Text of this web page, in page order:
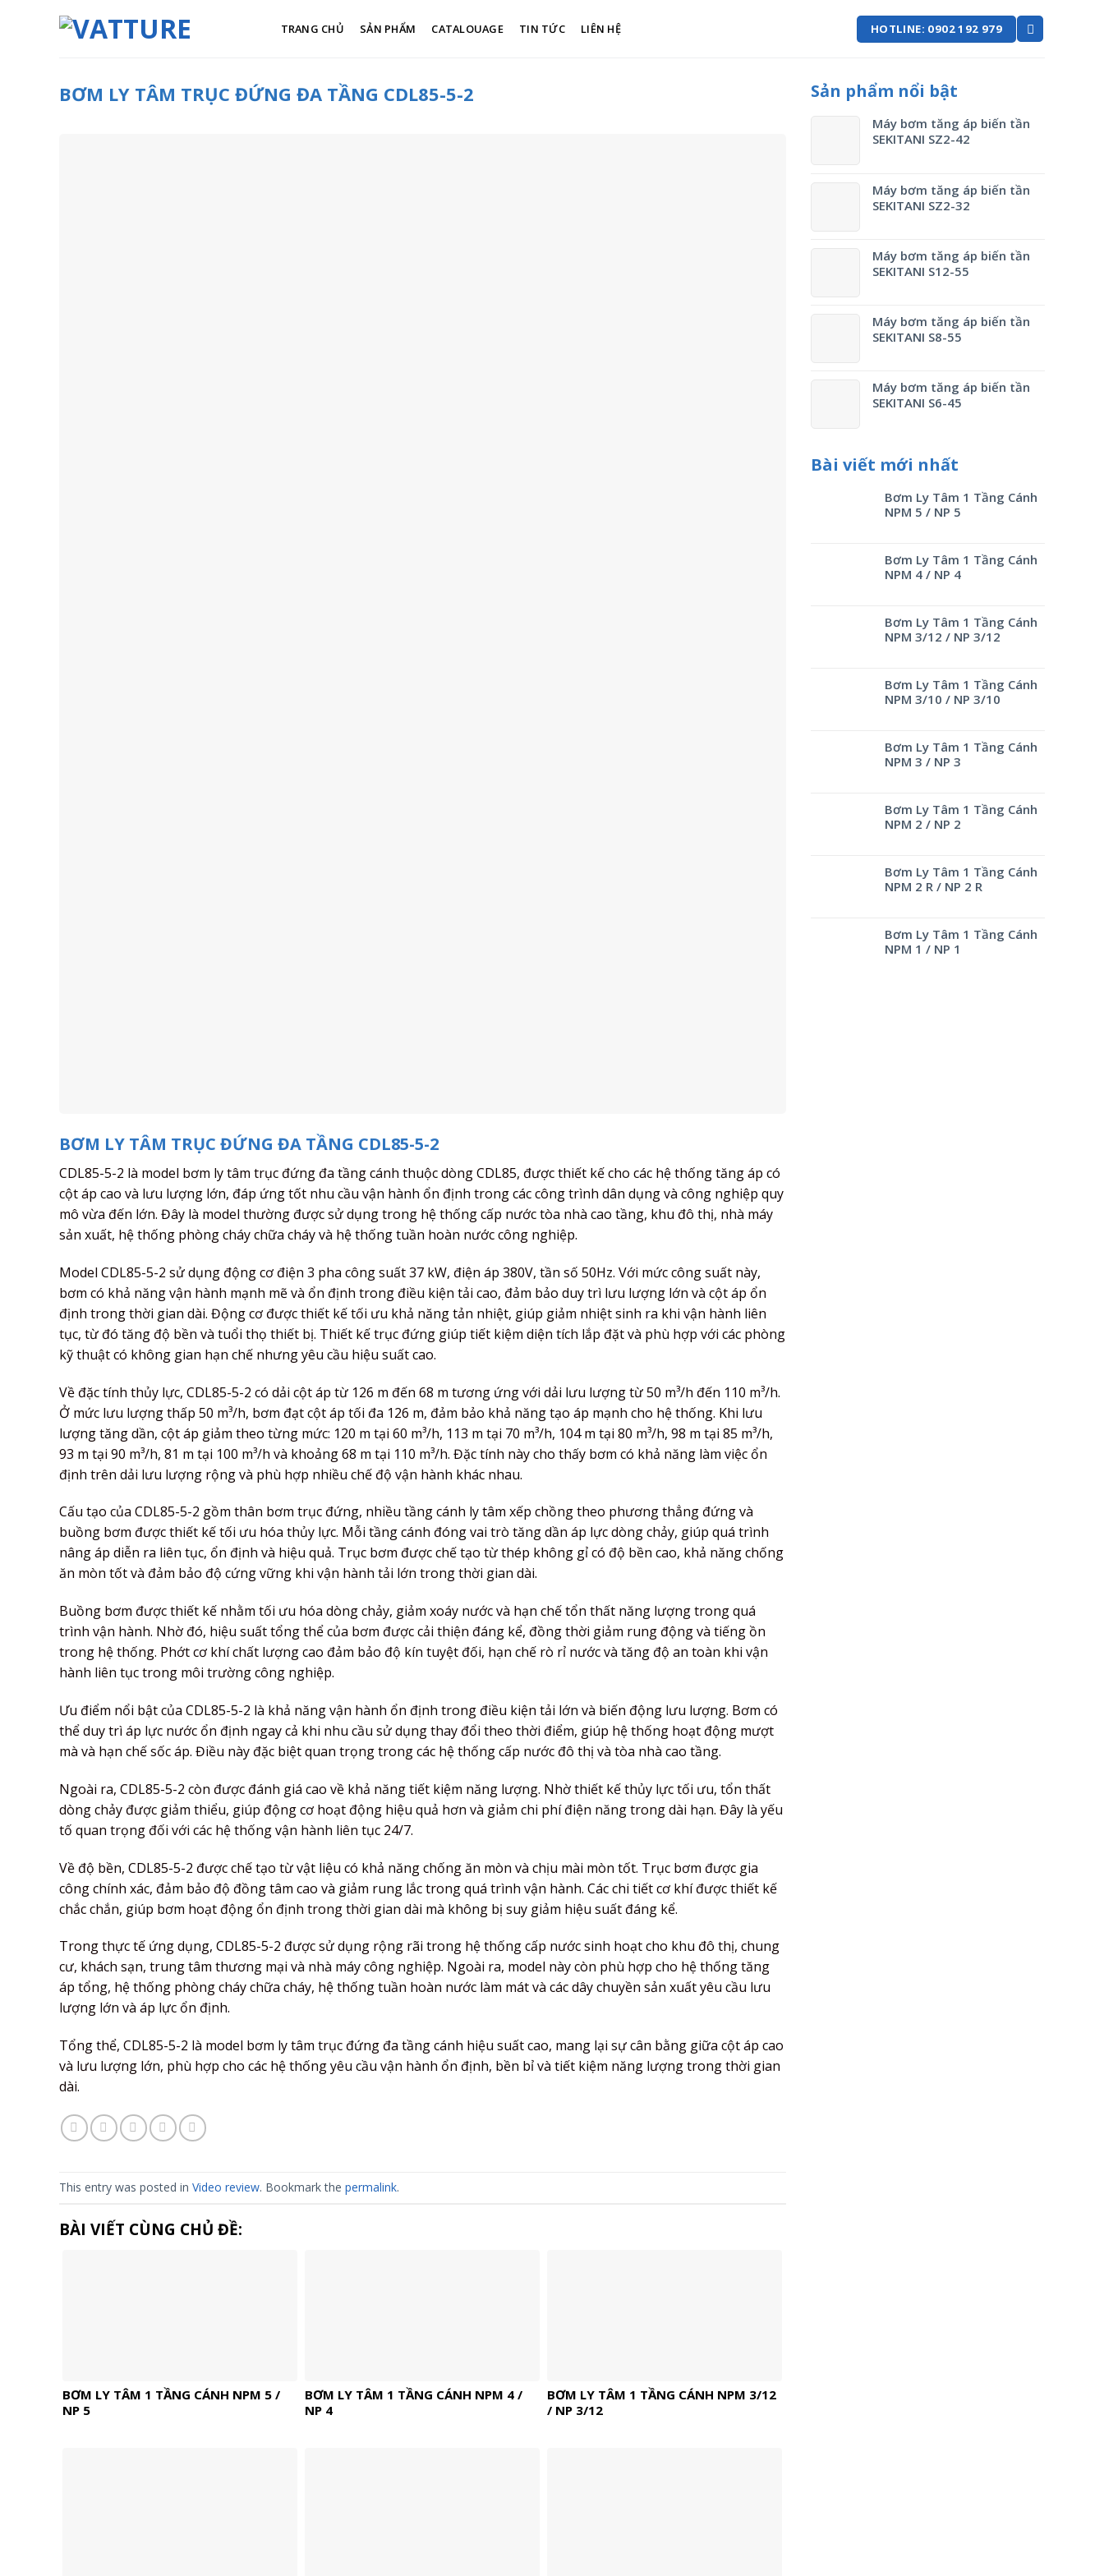
TRANG CHỦ SẢN PHẨM CATALOUAGE TIN TỨC LIÊN HỆ HOTLINE: 0902 192 979
BƠM LY TÂM TRỤC ĐỨNG ĐA TẦNG CDL85-5-2
BƠM LY TÂM TRỤC ĐỨNG ĐA TẦNG CDL85-5-2
CDL85-5-2 là model bơm ly tâm trục đứng đa tầng cánh thuộc dòng CDL85, được thiết kế cho các hệ thống tăng áp có
cột áp cao và lưu lượng lớn, đáp ứng tốt nhu cầu vận hành ổn định trong các công trình dân dụng và công nghiệp quy
mô vừa đến lớn. Đây là model thường được sử dụng trong hệ thống cấp nước tòa nhà cao tầng, khu đô thị, nhà máy
sản xuất, hệ thống phòng cháy chữa cháy và hệ thống tuần hoàn nước công nghiệp.
Model CDL85-5-2 sử dụng động cơ điện 3 pha công suất 37 kW, điện áp 380V, tần số 50Hz. Với mức công suất này,
bơm có khả năng vận hành mạnh mẽ và ổn định trong điều kiện tải cao, đảm bảo duy trì lưu lượng lớn và cột áp ổn
định trong thời gian dài. Động cơ được thiết kế tối ưu khả năng tản nhiệt, giúp giảm nhiệt sinh ra khi vận hành liên
tục, từ đó tăng độ bền và tuổi thọ thiết bị. Thiết kế trục đứng giúp tiết kiệm diện tích lắp đặt và phù hợp với các phòng
kỹ thuật có không gian hạn chế nhưng yêu cầu hiệu suất cao.
Về đặc tính thủy lực, CDL85-5-2 có dải cột áp từ 126 m đến 68 m tương ứng với dải lưu lượng từ 50 m³/h đến 110 m³/h.
Ở mức lưu lượng thấp 50 m³/h, bơm đạt cột áp tối đa 126 m, đảm bảo khả năng tạo áp mạnh cho hệ thống. Khi lưu
lượng tăng dần, cột áp giảm theo từng mức: 120 m tại 60 m³/h, 113 m tại 70 m³/h, 104 m tại 80 m³/h, 98 m tại 85 m³/h,
93 m tại 90 m³/h, 81 m tại 100 m³/h và khoảng 68 m tại 110 m³/h. Đặc tính này cho thấy bơm có khả năng làm việc ổn
định trên dải lưu lượng rộng và phù hợp nhiều chế độ vận hành khác nhau.
Cấu tạo của CDL85-5-2 gồm thân bơm trục đứng, nhiều tầng cánh ly tâm xếp chồng theo phương thẳng đứng và
buồng bơm được thiết kế tối ưu hóa thủy lực. Mỗi tầng cánh đóng vai trò tăng dần áp lực dòng chảy, giúp quá trình
nâng áp diễn ra liên tục, ổn định và hiệu quả. Trục bơm được chế tạo từ thép không gỉ có độ bền cao, khả năng chống
ăn mòn tốt và đảm bảo độ cứng vững khi vận hành tải lớn trong thời gian dài.
Buồng bơm được thiết kế nhằm tối ưu hóa dòng chảy, giảm xoáy nước và hạn chế tổn thất năng lượng trong quá
trình vận hành. Nhờ đó, hiệu suất tổng thể của bơm được cải thiện đáng kể, đồng thời giảm rung động và tiếng ồn
trong hệ thống. Phớt cơ khí chất lượng cao đảm bảo độ kín tuyệt đối, hạn chế rò rỉ nước và tăng độ an toàn khi vận
hành liên tục trong môi trường công nghiệp.
Ưu điểm nổi bật của CDL85-5-2 là khả năng vận hành ổn định trong điều kiện tải lớn và biến động lưu lượng. Bơm có
thể duy trì áp lực nước ổn định ngay cả khi nhu cầu sử dụng thay đổi theo thời điểm, giúp hệ thống hoạt động mượt
mà và hạn chế sốc áp. Điều này đặc biệt quan trọng trong các hệ thống cấp nước đô thị và tòa nhà cao tầng.
Ngoài ra, CDL85-5-2 còn được đánh giá cao về khả năng tiết kiệm năng lượng. Nhờ thiết kế thủy lực tối ưu, tổn thất
dòng chảy được giảm thiểu, giúp động cơ hoạt động hiệu quả hơn và giảm chi phí điện năng trong dài hạn. Đây là yếu
tố quan trọng đối với các hệ thống vận hành liên tục 24/7.
Về độ bền, CDL85-5-2 được chế tạo từ vật liệu có khả năng chống ăn mòn và chịu mài mòn tốt. Trục bơm được gia
công chính xác, đảm bảo độ đồng tâm cao và giảm rung lắc trong quá trình vận hành. Các chi tiết cơ khí được thiết kế
chắc chắn, giúp bơm hoạt động ổn định trong thời gian dài mà không bị suy giảm hiệu suất đáng kể.
Trong thực tế ứng dụng, CDL85-5-2 được sử dụng rộng rãi trong hệ thống cấp nước sinh hoạt cho khu đô thị, chung
cư, khách sạn, trung tâm thương mại và nhà máy công nghiệp. Ngoài ra, model này còn phù hợp cho hệ thống tăng
áp tổng, hệ thống phòng cháy chữa cháy, hệ thống tuần hoàn nước làm mát và các dây chuyền sản xuất yêu cầu lưu
lượng lớn và áp lực ổn định.
Tổng thể, CDL85-5-2 là model bơm ly tâm trục đứng đa tầng cánh hiệu suất cao, mang lại sự cân bằng giữa cột áp cao
và lưu lượng lớn, phù hợp cho các hệ thống yêu cầu vận hành ổn định, bền bỉ và tiết kiệm năng lượng trong thời gian
dài.
This entry was posted in Video review. Bookmark the permalink.
BÀI VIẾT CÙNG CHỦ ĐỀ:
BƠM LY TÂM 1 TẦNG CÁNH NPM 5 /
NP 5
BƠM LY TÂM 1 TẦNG CÁNH NPM 4 /
NP 4
BƠM LY TÂM 1 TẦNG CÁNH NPM 3/12
/ NP 3/12
Sản phẩm nổi bật
Máy bơm tăng áp biến tần
SEKITANI SZ2-42
Máy bơm tăng áp biến tần
SEKITANI SZ2-32
Máy bơm tăng áp biến tần
SEKITANI S12-55
Máy bơm tăng áp biến tần
SEKITANI S8-55
Máy bơm tăng áp biến tần
SEKITANI S6-45
Bài viết mới nhất
Bơm Ly Tâm 1 Tầng Cánh
NPM 5 / NP 5
Bơm Ly Tâm 1 Tầng Cánh
NPM 4 / NP 4
Bơm Ly Tâm 1 Tầng Cánh
NPM 3/12 / NP 3/12
Bơm Ly Tâm 1 Tầng Cánh
NPM 3/10 / NP 3/10
Bơm Ly Tâm 1 Tầng Cánh
NPM 3 / NP 3
Bơm Ly Tâm 1 Tầng Cánh
NPM 2 / NP 2
Bơm Ly Tâm 1 Tầng Cánh
NPM 2 R / NP 2 R
Bơm Ly Tâm 1 Tầng Cánh
NPM 1 / NP 1